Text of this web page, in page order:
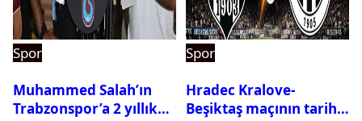
Spor
Muhammed Salah’ın
Trabzonspor’a 2 yıllık
Spor
Hradec Kralove-
Beşiktaş maçının tarihi